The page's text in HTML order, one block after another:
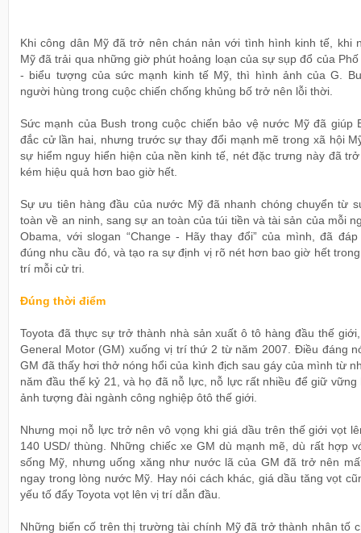
Khi công dân Mỹ đã trở nên chán nản với tình hình kinh tế, khi
Mỹ đã trải qua những giờ phút hoảng loạn của sự sụp đổ của Phố
- biểu tượng của sức mạnh kinh tế Mỹ, thì hình ảnh của G.
người hùng trong cuộc chiến chống khủng bố trở nên lỗi thời.
Sức mạnh của Bush trong cuộc chiến bảo vệ nước Mỹ đã giúp
đắc cử lần hai, nhưng trước sự thay đổi mạnh mẽ trong xã hội
sự hiểm nguy hiển hiện của nền kinh tế, nét đặc trưng này đã
kém hiệu quả hơn bao giờ hết.
Sự ưu tiên hàng đầu của nước Mỹ đã nhanh chóng chuyển từ
toàn về an ninh, sang sự an toàn của túi tiền và tài sản của mỗi
Obama, với slogan “Change - Hãy thay đổi” của mình, đã
đúng nhu cầu đó, và tạo ra sự định vị rõ nét hơn bao giờ hết
trí mỗi cử tri.
Đúng thời điểm
Toyota đã thực sự trở thành nhà sản xuất ô tô hàng đầu thế
General Motor (GM) xuống vị trí thứ 2 từ năm 2007. Điều đáng
GM đã thấy hơi thở nóng hổi của kình địch sau gáy của mình từ
năm đầu thế kỷ 21, và họ đã nỗ lực, nỗ lực rất nhiều để giữ vững
ảnh tượng đài ngành công nghiệp ôtô thế giới.
Nhưng mọi nỗ lực trở nên vô vọng khi giá dầu trên thế giới vọt
140 USD/ thùng. Những chiếc xe GM dù mạnh mẽ, dù rất hợp
sống Mỹ, nhưng uống xăng như nước lã của GM đã trở nên
ngay trong lòng nước Mỹ. Hay nói cách khác, giá dầu tăng vọt
yếu tố đẩy Toyota vọt lên vị trí dẫn đầu.
Những biến cố trên thị trường tài chính Mỹ đã trở thành nhân tố